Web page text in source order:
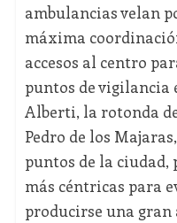
ambulancias velan
máxima
accesos al centro
puntos de vigilancia
Alberti, la rotonda
Pedro de los
puntos de la
más céntricas para
producirse una gran